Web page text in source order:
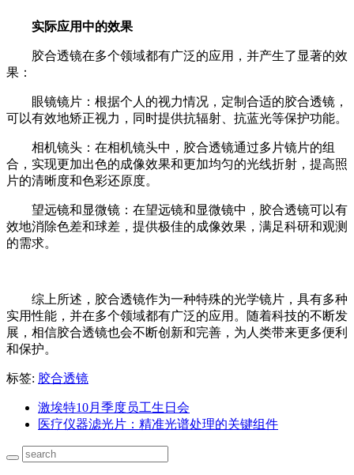
实际应用中的效果
胶合透镜在多个领域都有广泛的应用，并产生了显著的效
果：
眼镜镜片：根据个人的视力情况，定制合适的胶合透镜，
可以有效地矫正视力，同时提供抗辐射、抗蓝光等保护功能。
相机镜头：在相机镜头中，胶合透镜通过多片镜片的组
合，实现更加出色的成像效果和更加均匀的光线折射，提高照
片的清晰度和色彩还原度。
望远镜和显微镜：在望远镜和显微镜中，胶合透镜可以有
效地消除色差和球差，提供极佳的成像效果，满足科研和观测
的需求。
综上所述，胶合透镜作为一种特殊的光学镜片，具有多种
实用性能，并在多个领域都有广泛的应用。随着科技的不断发
展，相信胶合透镜也会不断创新和完善，为人类带来更多便利
和保护。
标签: 胶合透镜
激埃特10月季度员工生日会
医疗仪器滤光片：精准光谱处理的关键组件